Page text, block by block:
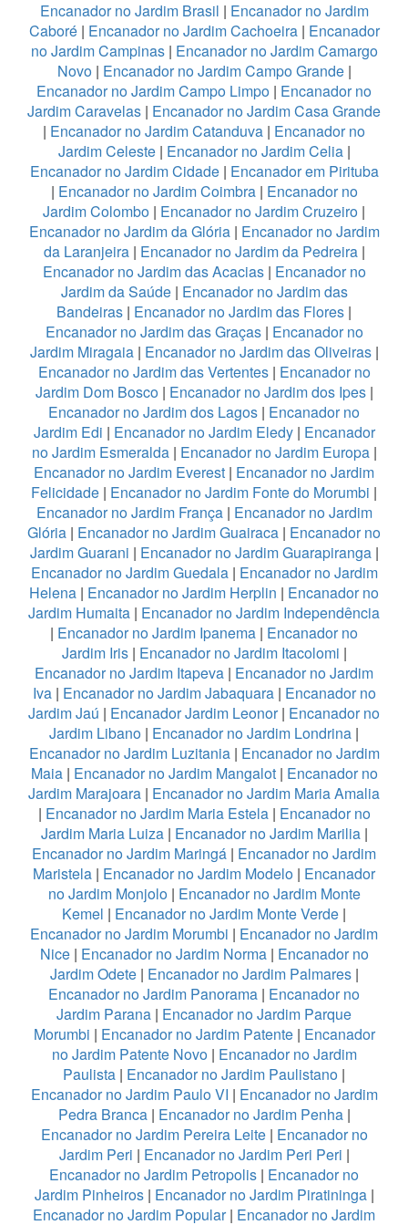
Encanador no Jardim Brasil | Encanador no Jardim
Caboré| Encanador no Jardim Cachoeira| Encanador
no Jardim Campinas| Encanador no Jardim Camargo
Novo| Encanador no Jardim Campo Grande|
Encanador no Jardim Campo Limpo | Encanador no
Jardim Caravelas | Encanador no Jardim Casa Grande
| Encanador no Jardim Catanduva | Encanador no
Jardim Celeste| Encanador no Jardim Celia|
Encanador no Jardim Cidade| Encanador em Pirituba
| Encanador no Jardim Coimbra| Encanador no
Jardim Colombo | Encanador no Jardim Cruzeiro |
Encanador no Jardim da Glória| Encanador no Jardim
da Laranjeira| Encanador no Jardim da Pedreira|
Encanador no Jardim das Acacias| Encanador no
Jardim da Saúde| Encanador no Jardim das
Bandeiras | Encanador no Jardim das Flores |
Encanador no Jardim das Graças| Encanador no
Jardim Miragaia| Encanador no Jardim das Oliveiras|
Encanador no Jardim das Vertentes| Encanador no
Jardim Dom Bosco| Encanador no Jardim dos Ipes|
Encanador no Jardim dos Lagos | Encanador no
Jardim Edi | Encanador no Jardim Eledy| Encanador
no Jardim Esmeralda| Encanador no Jardim Europa|
Encanador no Jardim Everest | Encanador no Jardim
Felicidade | Encanador no Jardim Fonte do Morumbi |
Encanador no Jardim França| Encanador no Jardim
Glória | Encanador no Jardim Guairaca | Encanador no
Jardim Guarani | Encanador no Jardim Guarapiranga|
Encanador no Jardim Guedala| Encanador no Jardim
Helena | Encanador no Jardim Herplin | Encanador no
Jardim Humaita | Encanador no Jardim Independência
| Encanador no Jardim Ipanema | Encanador no
Jardim Iris| Encanador no Jardim Itacolomi |
Encanador no Jardim Itapeva | Encanador no Jardim
Iva| Encanador no Jardim Jabaquara| Encanador no
Jardim Jaú | Encanador Jardim Leonor| Encanador no
Jardim Libano | Encanador no Jardim Londrina |
Encanador no Jardim Luzitania| Encanador no Jardim
Maia| Encanador no Jardim Mangalot| Encanador no
Jardim Marajoara | Encanador no Jardim Maria Amalia
| Encanador no Jardim Maria Estela| Encanador no
Jardim Maria Luiza| Encanador no Jardim Marilia|
Encanador no Jardim Maringá | Encanador no Jardim
Maristela | Encanador no Jardim Modelo | Encanador
no Jardim Monjolo| Encanador no Jardim Monte
Kemel | Encanador no Jardim Monte Verde |
Encanador no Jardim Morumbi | Encanador no Jardim
Nice| Encanador no Jardim Norma| Encanador no
Jardim Odete| Encanador no Jardim Palmares|
Encanador no Jardim Panorama | Encanador no
Jardim Parana | Encanador no Jardim Parque
Morumbi | Encanador no Jardim Patente| Encanador
no Jardim Patente Novo| Encanador no Jardim
Paulista | Encanador no Jardim Paulistano |
Encanador no Jardim Paulo VI | Encanador no Jardim
Pedra Branca| Encanador no Jardim Penha|
Encanador no Jardim Pereira Leite| Encanador no
Jardim Peri | Encanador no Jardim Peri Peri |
Encanador no Jardim Petropolis | Encanador no
Jardim Pinheiros| Encanador no Jardim Piratininga|
Encanador no Jardim Popular| Encanador no Jardim